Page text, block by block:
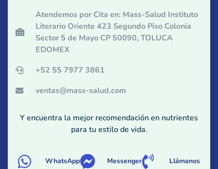
Atendemos por Cita en: Mass-Salud Instituto
Literario Oriente 423 Segundo Piso Colonia
Sector 5 de Mayo CP 50090, TOLUCA
EDOMEX
+52 55 7977 3861
ventas@mass-salud.com
Y encuentra la mejor recomendación en nutrientes
para tu estilo de vida.
WhatsApp Messenger Llámanos